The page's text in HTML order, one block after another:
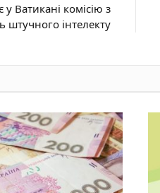
Ватикані комісію з
штучного інтелекту